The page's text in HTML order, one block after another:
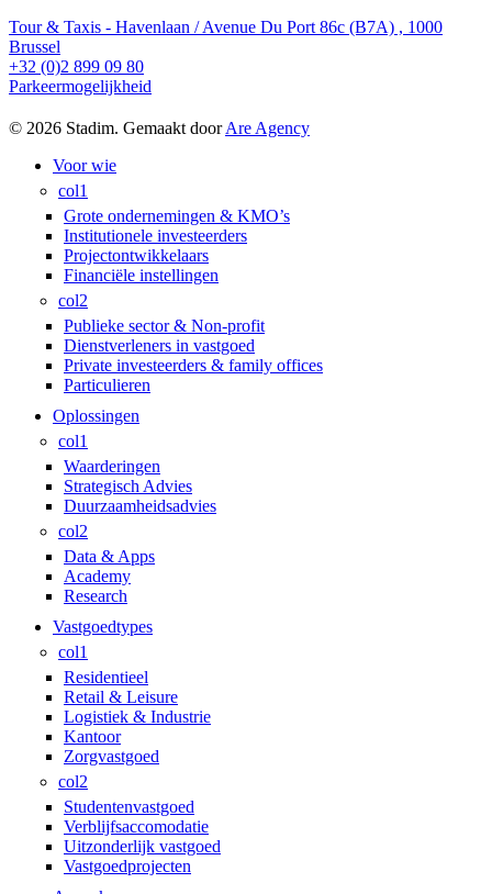
Tour & Taxis - Havenlaan / Avenue Du Port 86c (B7A) , 1000
Brussel
+32 (0)2 899 09 80
Parkeermogelijkheid
© 2026 Stadim. Gemaakt doorAre Agency
Menu
sluiten
Voor wie
col1
Grote ondernemingen & KMO’s
Institutionele investeerders
Projectontwikkelaars
Financiële instellingen
col2
Publieke sector & Non-profit
Dienstverleners in vastgoed
Private investeerders & family offices
Particulieren
Oplossingen
col1
Waarderingen
Strategisch Advies
Duurzaamheidsadvies
col2
Data & Apps
Academy
Research
Vastgoedtypes
col1
Residentieel
Retail & Leisure
Logistiek & Industrie
Kantoor
Zorgvastgoed
col2
Studentenvastgoed
Verblijfsaccomodatie
Uitzonderlijk vastgoed
Vastgoedprojecten